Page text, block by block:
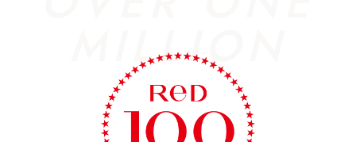
MILLION